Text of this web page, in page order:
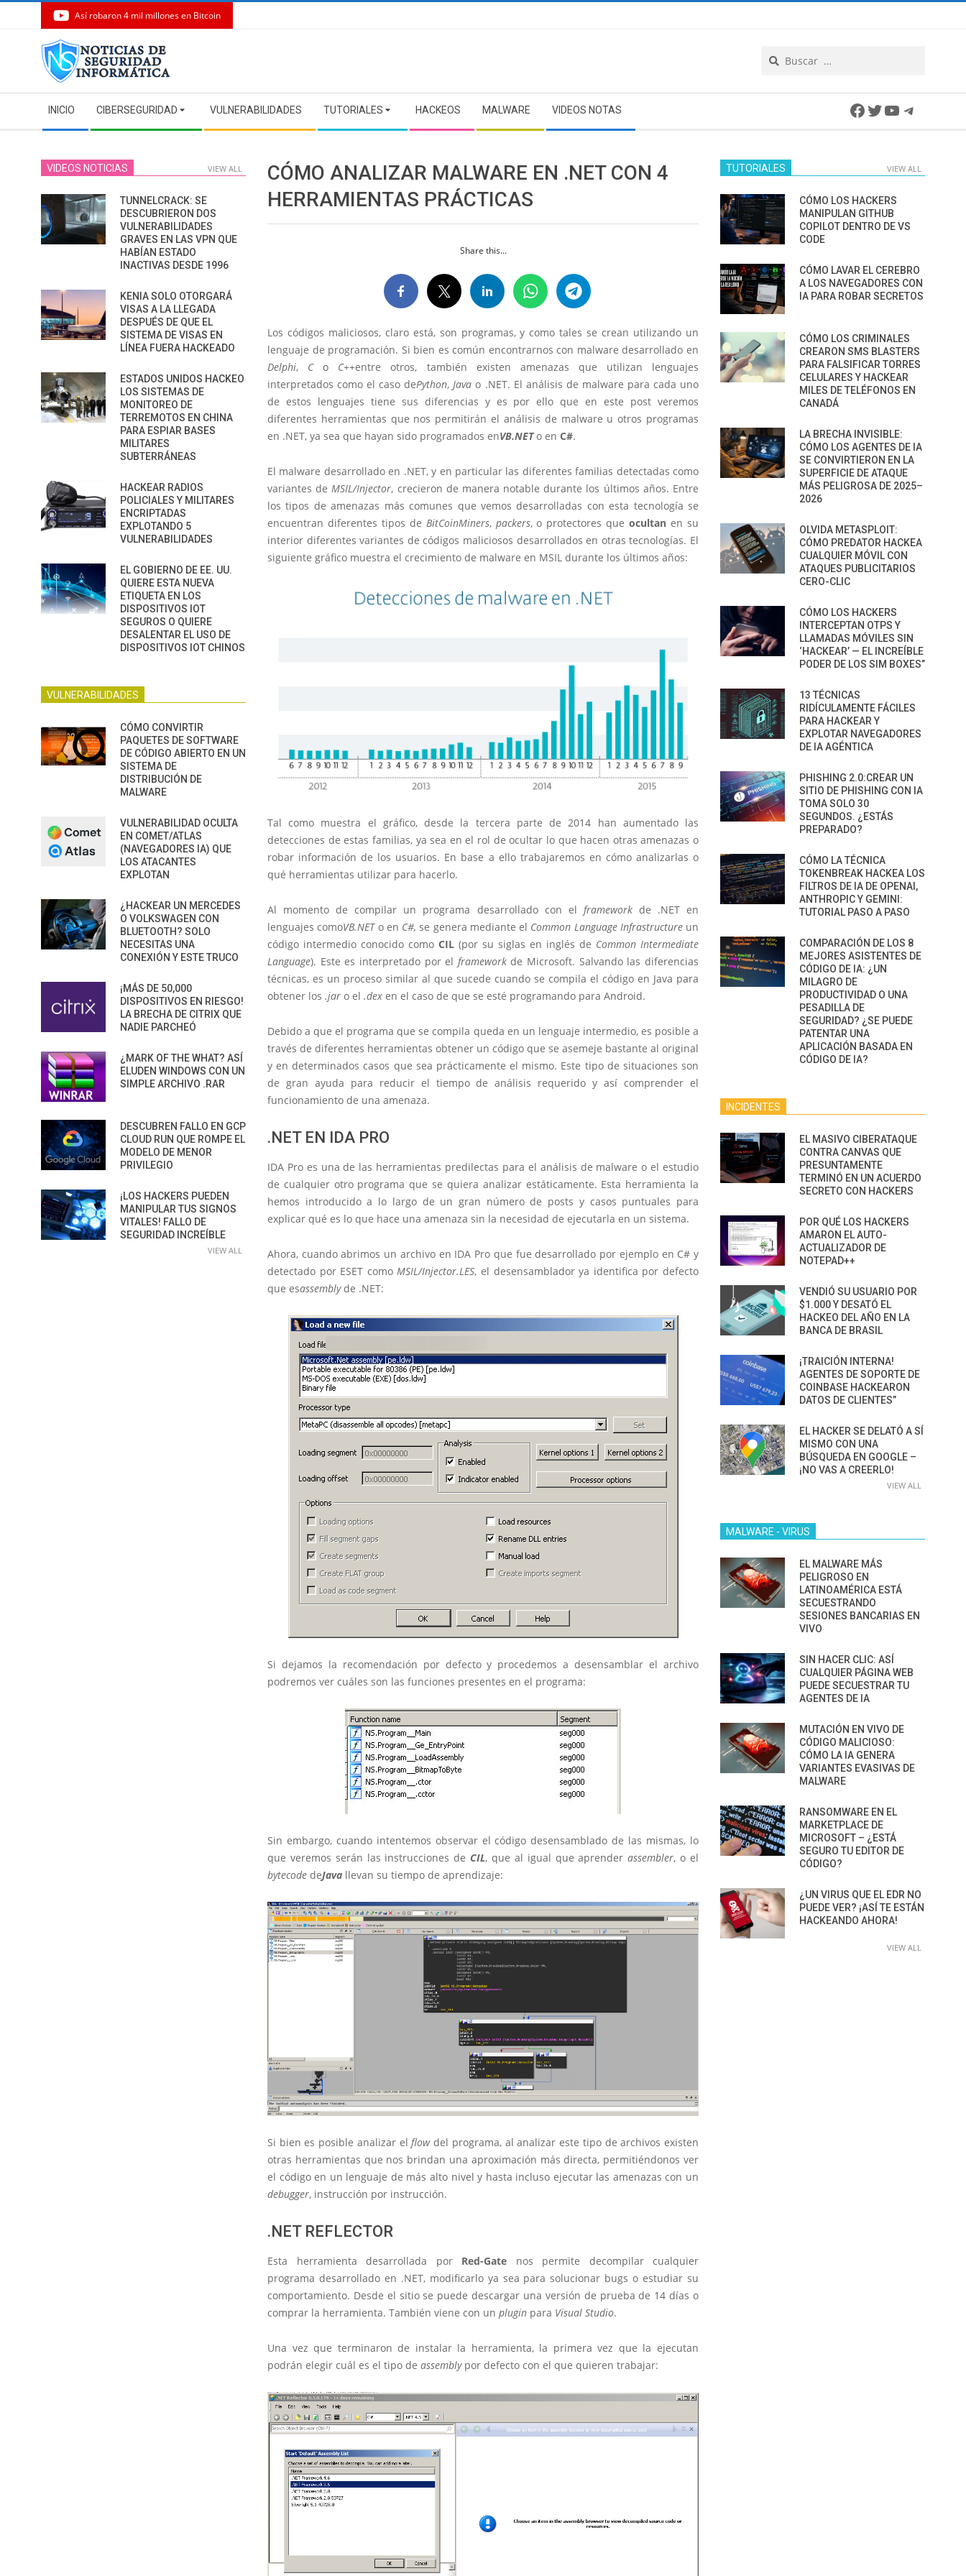
Así robaron 4 mil millones en Bitcoin
Navigation
Menu
INICIO CIBERSEGURIDAD VULNERABILIDADES TUTORIALES HACKEOS MALWARE VIDEOS NOTAS Facebook
Twitter
YouTube
CÓMO ANALIZAR MALWARE EN .NET CON 4
HERRAMIENTAS PRÁCTICAS
Share this...
Los códigos maliciosos, claro está, son programas, y como tales se crean utilizando un
lenguaje de programación. Si bien es común encontrarnos con malware desarrollado en
Delphi, Co C++entre otros, también existen amenazas que utilizan lenguajes
interpretados como el caso dePython,Java o .NET. El análisis de malware para cada uno
de estos lenguajes tiene sus diferencias y es por ello que en este post veremos
diferentes herramientas que nos permitirán el análisis de malware u otros programas
en .NET, ya sea que hayan sido programados enVB.NETo en C#.
El malware desarrollado en .NET, y en particular las diferentes familias detectadas como
variantes deMSIL/Injector, crecieron de manera notable durante los últimos años. Entre
los tipos de amenazas más comunes que vemos desarrolladas con esta tecnología se
encuentran diferentes tipos de BitCoinMiners, packers, o protectores queocultan en su
interior diferentes variantes de códigos maliciosos desarrollados en otras tecnologías. El
siguiente gráfico muestra el crecimiento de malware en MSIL durante los últimos años:
Tal como muestra el gráfico, desde la tercera parte de 2014 han aumentado las
detecciones de estas familias, ya sea en el rol de ocultar lo que hacen otras amenazas o
robar información de los usuarios. En base a ello trabajaremos en cómo analizarlas o
qué herramientas utilizar para hacerlo.
Al momento de compilar un programa desarrollado con el frameworkde .NET en
lenguajes comoVB.NETo en C#, se genera mediante el Common Language Infrastructure un
código intermedio conocido como CIL (por su siglas en inglés de Common Intermediate
Language). Este es interpretado por el frameworkde Microsoft. Salvando las diferencias
técnicas, es un proceso similar al que sucede cuando se compila el código en Java para
obtener los .jar o el .dex en el caso de que se esté programando para Android.
Debido a que el programa que se compila queda en un lenguaje intermedio, es posible a
través de diferentes herramientas obtener un código que se asemeje bastante al original
y en determinados casos que sea prácticamente el mismo. Este tipo de situaciones son
de gran ayuda para reducir el tiempo de análisis requerido y así comprender el
funcionamiento de una amenaza.
.NET EN IDA PRO
IDA Pro es una de las herramientas predilectas para el análisis de malware o el estudio
de cualquier otro programa que se quiera analizar estáticamente. Esta herramienta la
hemos introducido a lo largo de un gran número de posts y casos puntuales para
explicar qué es lo que hace una amenaza sin la necesidad de ejecutarla en un sistema.
Ahora, cuando abrimos un archivo en IDA Pro que fue desarrollado por ejemplo en C# y
detectado por ESET comoMSIL/Injector.LES, el desensamblador ya identifica por defecto
que esassemblyde .NET:
Si dejamos la recomendación por defecto y procedemos a desensamblar el archivo
podremos ver cuáles son las funciones presentes en el programa:
Sin embargo, cuando intentemos observar el código desensamblado de las mismas, lo
que veremos serán las instrucciones de CIL, que al igual que aprenderassembler, o el
bytecode deJava llevan su tiempo de aprendizaje:
Si bien es posible analizar elflowdel programa, al analizar este tipo de archivos existen
otras herramientas que nos brindan una aproximación más directa, permitiéndonos ver
el código en un lenguaje de más alto nivel y hasta incluso ejecutar las amenazas con un
debugger, instrucción por instrucción.
.NET REFLECTOR
Esta herramienta desarrollada por Red-Gate nos permite decompilar cualquier
programa desarrollado en .NET, modificarlo ya sea para solucionar bugs o estudiar su
comportamiento. Desde el sitio se puede descargar una versión de prueba de 14 días o
comprar la herramienta. También viene con un plugin para Visual Studio.
Una vez que terminaron de instalar la herramienta, la primera vez que la ejecutan
podrán elegir cuál es el tipo de assemblypor defecto con el que quieren trabajar:
VIDEOS NOTICIAS VIEW ALL
TUNNELCRACK: SE
DESCUBRIERON DOS
VULNERABILIDADES
GRAVES EN LAS VPN QUE
HABÍAN ESTADO
INACTIVAS DESDE 1996
KENIA SOLO OTORGARÁ
VISAS A LA LLEGADA
DESPUÉS DE QUE EL
SISTEMA DE VISAS EN
LÍNEA FUERA HACKEADO
ESTADOS UNIDOS HACKEO
LOS SISTEMAS DE
MONITOREO DE
TERREMOTOS EN CHINA
PARA ESPIAR BASES
MILITARES
SUBTERRÁNEAS
HACKEAR RADIOS
POLICIALES Y MILITARES
ENCRIPTADAS
EXPLOTANDO 5
VULNERABILIDADES
EL GOBIERNO DE EE. UU.
QUIERE ESTA NUEVA
ETIQUETA EN LOS
DISPOSITIVOS IOT
SEGUROS O QUIERE
DESALENTAR EL USO DE
DISPOSITIVOS IOT CHINOS
VULNERABILIDADES
CÓMO CONVIRTIR
PAQUETES DE SOFTWARE
DE CÓDIGO ABIERTO EN UN
SISTEMA DE
DISTRIBUCIÓN DE
MALWARE
VULNERABILIDAD OCULTA
EN COMET/ATLAS
(NAVEGADORES IA) QUE
LOS ATACANTES
EXPLOTAN
¿HACKEAR UN MERCEDES
O VOLKSWAGEN CON
BLUETOOTH? SOLO
NECESITAS UNA
CONEXIÓN Y ESTE TRUCO
¡MÁS DE 50,000
DISPOSITIVOS EN RIESGO!
LA BRECHA DE CITRIX QUE
NADIE PARCHEÓ
¿MARK OF THE WHAT? ASÍ
ELUDEN WINDOWS CON UN
SIMPLE ARCHIVO .RAR
DESCUBREN FALLO EN GCP
CLOUD RUN QUE ROMPE EL
MODELO DE MENOR
PRIVILEGIO
¡LOS HACKERS PUEDEN
MANIPULAR TUS SIGNOS
VITALES! FALLO DE
SEGURIDAD INCREÍBLE
VIEW ALL
TUTORIALES VIEW ALL
CÓMO LOS HACKERS
MANIPULAN GITHUB
COPILOT DENTRO DE VS
CODE
CÓMO LAVAR EL CEREBRO
A LOS NAVEGADORES CON
IA PARA ROBAR SECRETOS
CÓMO LOS CRIMINALES
CREARON SMS BLASTERS
PARA FALSIFICAR TORRES
CELULARES Y HACKEAR
MILES DE TELÉFONOS EN
CANADÁ
LA BRECHA INVISIBLE:
CÓMO LOS AGENTES DE IA
SE CONVIRTIERON EN LA
SUPERFICIE DE ATAQUE
MÁS PELIGROSA DE 2025–
2026
OLVIDA METASPLOIT:
CÓMO PREDATOR HACKEA
CUALQUIER MÓVIL CON
ATAQUES PUBLICITARIOS
CERO-CLIC
CÓMO LOS HACKERS
INTERCEPTAN OTPS Y
LLAMADAS MÓVILES SIN
‘HACKEAR’ — EL INCREÍBLE
PODER DE LOS SIM BOXES”
13 TÉCNICAS
RIDÍCULAMENTE FÁCILES
PARA HACKEAR Y
EXPLOTAR NAVEGADORES
DE IA AGÉNTICA
PHISHING 2.0:CREAR UN
SITIO DE PHISHING CON IA
TOMA SOLO 30
SEGUNDOS. ¿ESTÁS
PREPARADO?
CÓMO LA TÉCNICA
TOKENBREAK HACKEA LOS
FILTROS DE IA DE OPENAI,
ANTHROPIC Y GEMINI:
TUTORIAL PASO A PASO
COMPARACIÓN DE LOS 8
MEJORES ASISTENTES DE
CÓDIGO DE IA: ¿UN
MILAGRO DE
PRODUCTIVIDAD O UNA
PESADILLA DE
SEGURIDAD? ¿SE PUEDE
PATENTAR UNA
APLICACIÓN BASADA EN
CÓDIGO DE IA?
INCIDENTES
EL MASIVO CIBERATAQUE
CONTRA CANVAS QUE
PRESUNTAMENTE
TERMINÓ EN UN ACUERDO
SECRETO CON HACKERS
POR QUÉ LOS HACKERS
AMARON EL AUTO-
ACTUALIZADOR DE
NOTEPAD++
VENDIÓ SU USUARIO POR
$1.000 Y DESATÓ EL
HACKEO DEL AÑO EN LA
BANCA DE BRASIL
¡TRAICIÓN INTERNA!
AGENTES DE SOPORTE DE
COINBASE HACKEARON
DATOS DE CLIENTES”
EL HACKER SE DELATÓ A SÍ
MISMO CON UNA
BÚSQUEDA EN GOOGLE –
¡NO VAS A CREERLO!
VIEW ALL
MALWARE - VIRUS
EL MALWARE MÁS
PELIGROSO EN
LATINOAMÉRICA ESTÁ
SECUESTRANDO
SESIONES BANCARIAS EN
VIVO
SIN HACER CLIC: ASÍ
CUALQUIER PÁGINA WEB
PUEDE SECUESTRAR TU
AGENTES DE IA
MUTACIÓN EN VIVO DE
CÓDIGO MALICIOSO:
CÓMO LA IA GENERA
VARIANTES EVASIVAS DE
MALWARE
RANSOMWARE EN EL
MARKETPLACE DE
MICROSOFT – ¿ESTÁ
SEGURO TU EDITOR DE
CÓDIGO?
¿UN VIRUS QUE EL EDR NO
PUEDE VER? ¡ASÍ TE ESTÁN
HACKEANDO AHORA!
VIEW ALL